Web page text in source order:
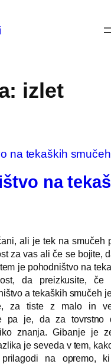
izlet
na
ali je tek na smučeh
za vas ali če se bojite,
je pohodništvo na
da preizkusite,
a tekaških smučeh
za tiste z malo in
pa je, da za tovrstno
znanja. Gibanje je
je seveda v tem,
prilagodi na opremo,